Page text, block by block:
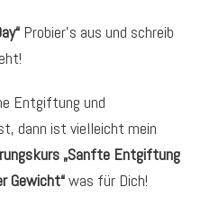
Probier’s aus und schreib
Entgiftung und
dann ist vielleicht mein
„Sanfte Entgiftung
Gewicht“was für Dich!